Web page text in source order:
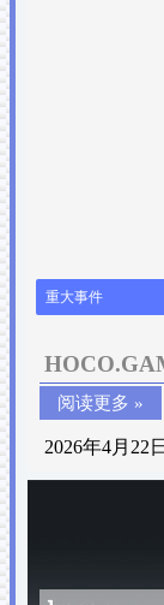
重大事件
阅读更多 »
2026年4月22日